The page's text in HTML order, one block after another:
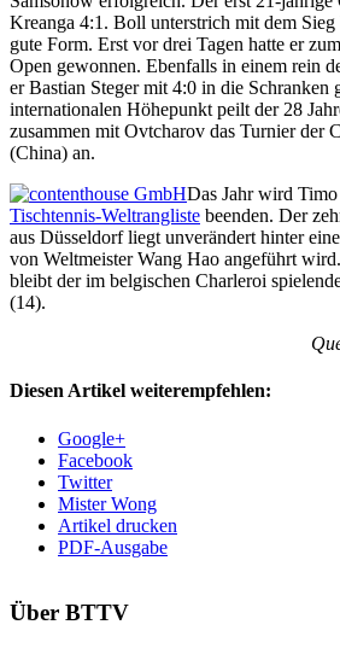
Kreanga 4:1. Boll unterstrich mit dem Sieg
gute Form. Erst vor drei Tagen hatte er
Open gewonnen. Ebenfalls in einem rein
er Bastian Steger mit 4:0 in die Schranken
internationalen Höhepunkt peilt der 28
zusammen mit Ovtcharov das Turnier der
(China) an.
Das Jahr wird
Tischtennis-Weltrangliste beenden. Der
aus Düsseldorf liegt unverändert hinter
von Weltmeister Wang Hao angeführt
bleibt der im belgischen Charleroi
(14).
Diesen Artikel weiterempfehlen:
Google+
Facebook
Twitter
Mister Wong
Artikel drucken
PDF-Ausgabe
Über BTTV